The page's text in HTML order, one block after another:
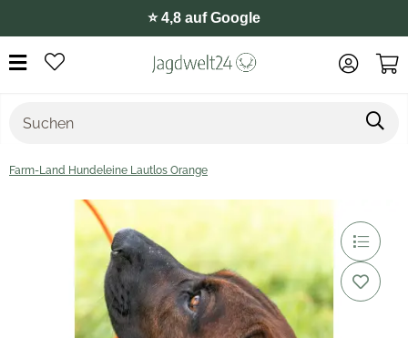
⭐️ 4,8 auf Google
Farm-Land Hundeleine Lautlos Orange